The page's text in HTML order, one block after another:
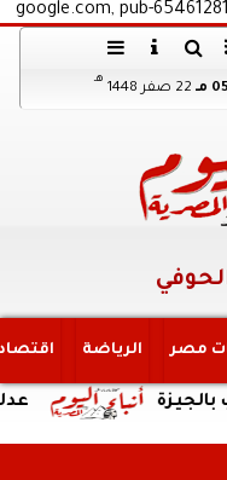
google.com, pub-
مـ 22 صفر 1448
هـ
مصر الرياضة
عدلي وعبد